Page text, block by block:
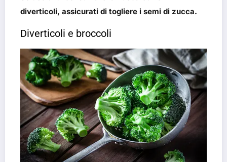
diverticoli, assicurati di togliere i semi di zucca.
Diverticoli e broccoli